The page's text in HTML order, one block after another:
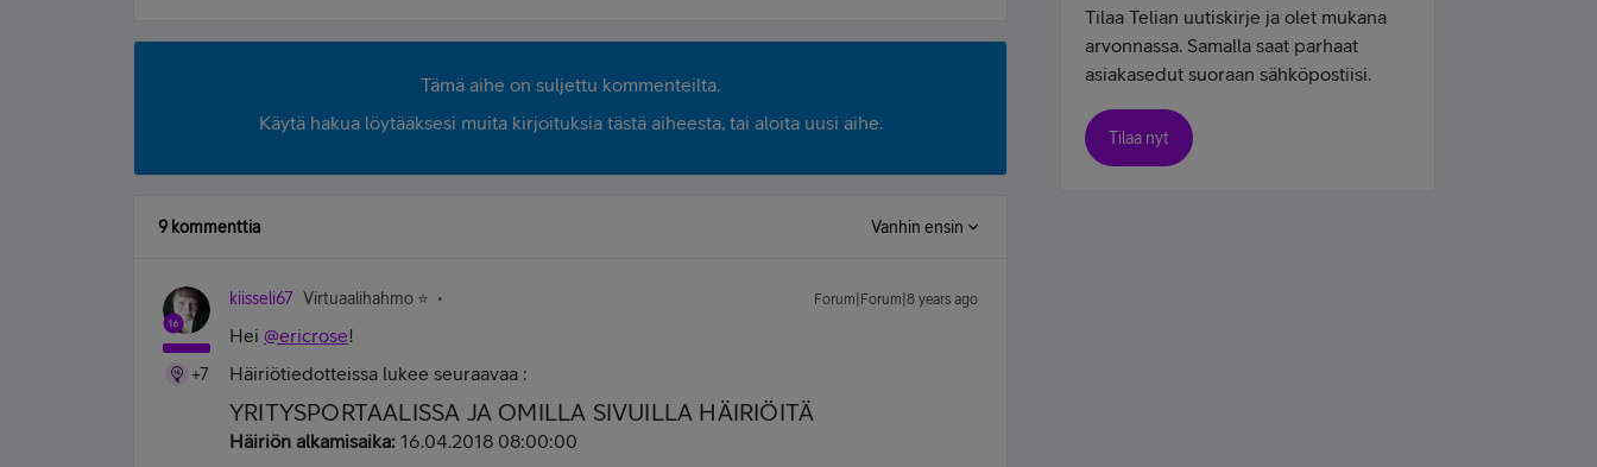
Tämä aihe on suljettu kommenteilta.
Käytä hakua löytääksesi muita kirjoituksia tästä aiheesta, tai aloita uusi aihe.
9 kommenttia Vanhin ensin
+7
kiisseli67 Virtuaalihahmo ⭐️ Forum|Forum|8 years ago
Hei @ericrose!
Häiriötiedotteissa lukee seuraavaa :
YRITYSPORTAALISSA JA OMILLA SIVUILLA HÄIRIÖITÄ
Häiriön alkamisaika: 16.04.2018 08:00:00
Tilaa Telian uutiskirje ja olet mukana
arvonnassa. Samalla saat parhaat
asiakasedut suoraan sähköpostiisi.
Tilaa nyt